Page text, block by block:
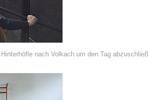
nach Volkach um den Tag